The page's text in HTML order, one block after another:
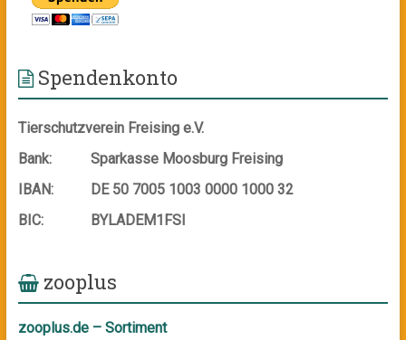
Spendenkonto
Tierschutzverein Freising e.V.
Bank:
Sparkasse Moosburg Freising
IBAN:
DE 50 7005 1003 0000 1000 32
BIC:
BYLADEM1FSI
zooplus
zooplus.de – Sortiment